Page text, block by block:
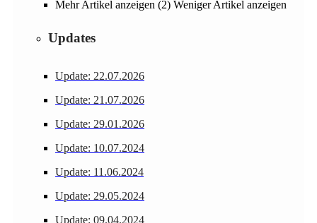
Mehr Artikel anzeigen (2) Weniger Artikel anzeigen
Updates
Update: 22.07.2026
Update: 21.07.2026
Update: 29.01.2026
Update: 10.07.2024
Update: 11.06.2024
Update: 29.05.2024
Update: 09.04.2024